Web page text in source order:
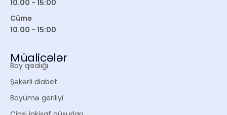
10.00 - 15:00
Cümə
10.00 - 15:00
Müalicələr
Boy qısalığı
Şəkərli diabet
Böyümə geriliyi